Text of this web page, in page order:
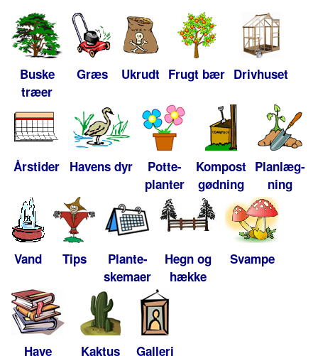
Buske
træer
Græs Ukrudt Frugt bær Drivhuset
Årstider Havens dyr
Potte-
planter
Kompost
gødning
Planlæg-
ning
Vand Tips
Plante-
skemaer
Hegn og
hække
Svampe
Have Kaktus Galleri